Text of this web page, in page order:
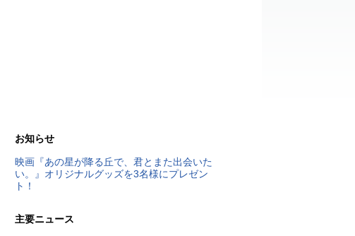
お知らせ
映画『あの星が降る丘で、君とまた出会いた
い。』オリジナルグッズを3名様にプレゼン
ト！
主要ニュース